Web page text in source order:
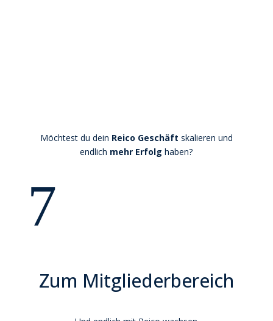
Möchtest du dein Reico Geschäft skalieren und
endlich mehr Erfolg haben?
7
Zum Mitgliederbereich